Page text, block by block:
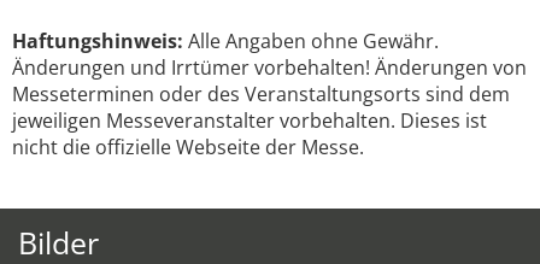
Haftungshinweis: Alle Angaben ohne Gewähr.
Änderungen und Irrtümer vorbehalten! Änderungen von
Messeterminen oder des Veranstaltungsorts sind dem
jeweiligen Messeveranstalter vorbehalten. Dieses ist
nicht die offizielle Webseite der Messe.
Bilder